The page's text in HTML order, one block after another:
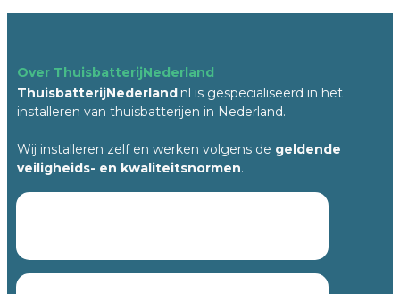
Over ThuisbatterijNederland
ThuisbatterijNederland.nl is gespecialiseerd in het
installeren van thuisbatterijen in Nederland.
Wij installeren zelf en werken volgens de geldende
veiligheids- en kwaliteitsnormen.